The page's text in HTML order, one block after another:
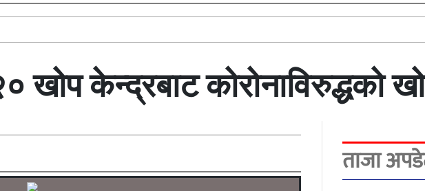
केन्द्रबाट कोरोनाविरुद्धको
ताजा